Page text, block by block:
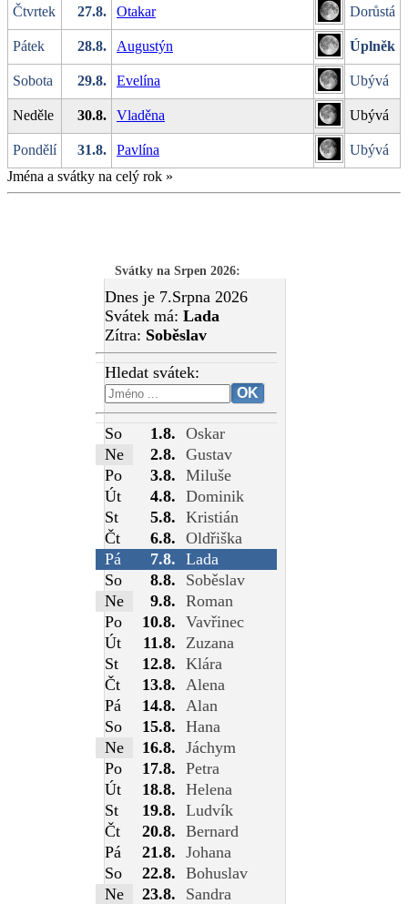
Čtvrtek 27.8. Otakar Dorůstá
Pátek 28.8. Augustýn Úplněk
Sobota 29.8. Evelína Ubývá
Neděle 30.8. Vladěna Ubývá
Pondělí 31.8. Pavlína
Ubývá
Jména a svátky na celý rok »
Svátky na Srpen 2026:
Dnes je 7.Srpna 2026
Svátek má: Lada
Zítra: Soběslav
Hledat svátek:
So 1.8. Oskar
Ne
2.8. Gustav
Po
3.8. Miluše
Út
4.8. Dominik
St
5.8. Kristián
Čt
6.8. Oldřiška
Pá
7.8. Lada
So
8.8.
Soběslav
Ne
9.8. Roman
Po
10.8. Vavřinec
Út
11.8.
Zuzana
St
12.8. Klára
Čt
13.8.
Alena
Pá
14.8.
Alan
So
15.8. Hana
Ne
16.8. Jáchym
Po
17.8. Petra
Út
18.8. Helena
St
19.8. Ludvík
Čt
20.8. Bernard
Pá
21.8. Johana
So
22.8. Bohuslav
Ne
23.8.
Sandra